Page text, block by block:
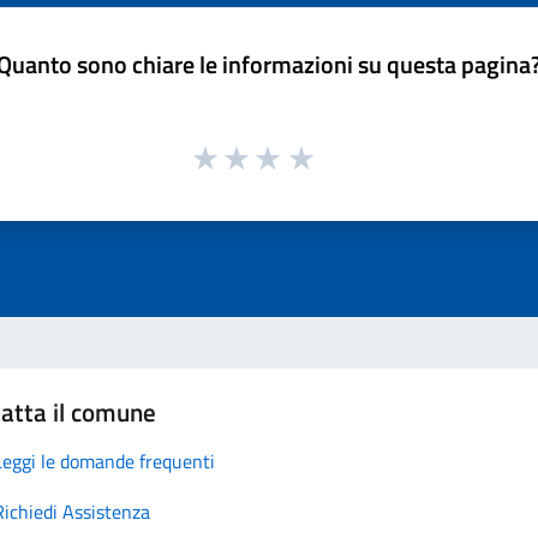
sono chiare le informazioni su questa
il comune
le domande frequenti
Assistenza